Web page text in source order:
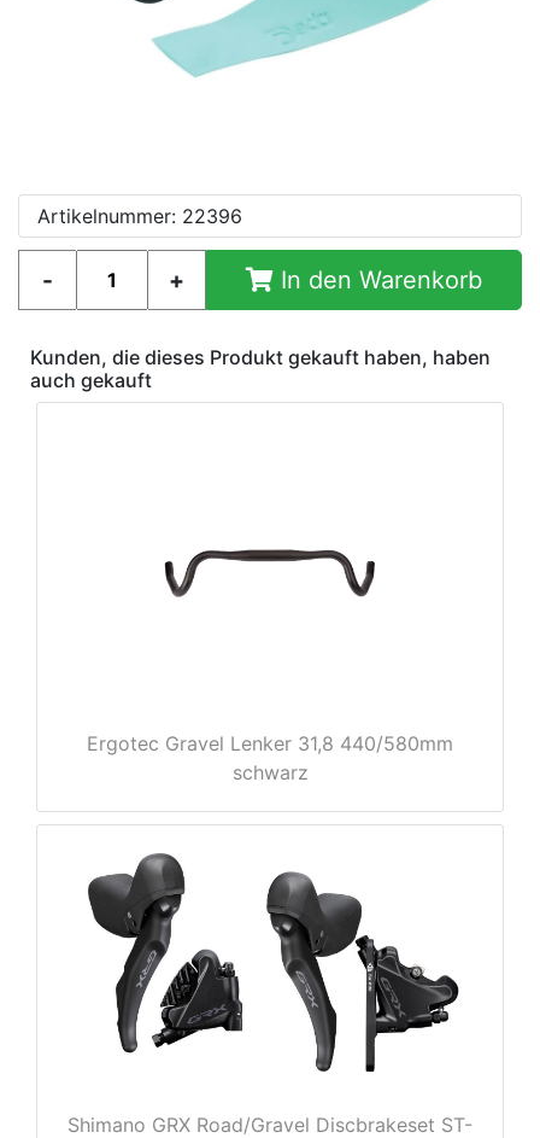
Artikelnummer: 22396
In den Warenkorb
Kunden, die dieses Produkt gekauft haben, haben
auch gekauft
Ergotec Gravel Lenker 31,8 440/580mm
schwarz
Shimano GRX Road/Gravel Discbrakeset ST-